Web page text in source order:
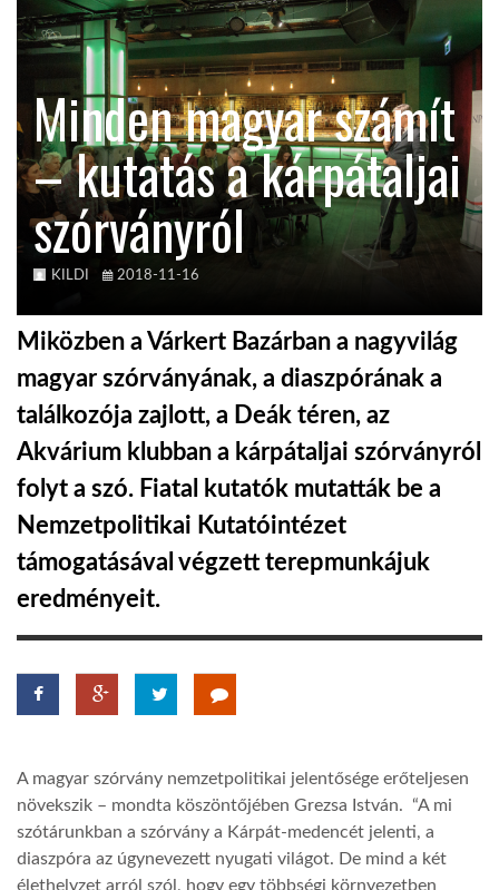
TROPICALMAGAZIN
GLOBOTV
AFRIKA TUDÁSTÁR
A NAP SZÉPE
LINKTR.EE
GLOBOZSARU
DOBRAVERO.HU
LATIMO.HU
GLOBOBOOK
Minden magyar számít
– kutatás a kárpátaljai
szórványról
KILDI 2018-11-16
Miközben a Várkert Bazárban a nagyvilág
magyar szórványának, a diaszpórának a
találkozója zajlott, a Deák téren, az
Akvárium klubban a kárpátaljai szórványról
folyt a szó. Fiatal kutatók mutatták be a
Nemzetpolitikai Kutatóintézet
támogatásával végzett terepmunkájuk
eredményeit.
A magyar szórvány nemzetpolitikai jelentősége erőteljesen
növekszik – mondta köszöntőjében Grezsa István. “A mi
szótárunkban a szórvány a Kárpát-medencét jelenti, a
diaszpóra az úgynevezett nyugati világot. De mind a két
élethelyzet arról szól, hogy egy többségi környezetben